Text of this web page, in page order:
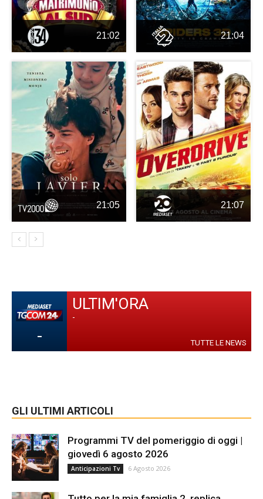
21:02 21:04
21:05 21:07
-
ULTIM'ORA
-
TUTTE LE NEWS
GLI ULTIMI ARTICOLI
Programmi TV del pomeriggio di oggi |
giovedì 6 agosto 2026
Anticipazioni Tv 6 Agosto 2026